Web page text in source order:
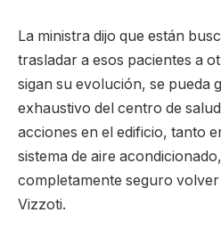
La ministra dijo que están
trasladar a esos pacientes a
sigan su evolución, se pueda
exhaustivo del centro de
acciones en el edificio, tanto
sistema de aire
completamente seguro
Vizzoti.